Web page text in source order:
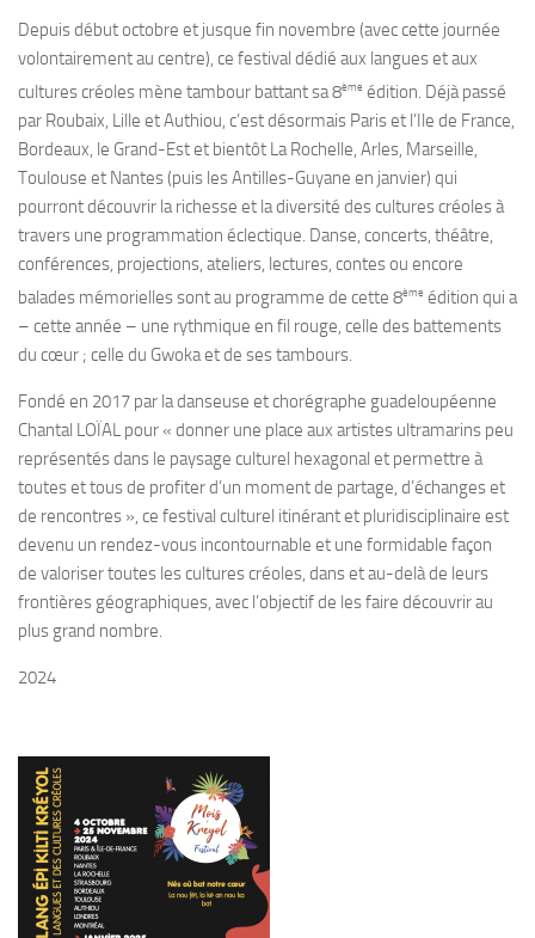
Depuis début octobre et jusque fin novembre (avec cette journée
volontairement au centre), ce festival dédié aux langues et aux
cultures créoles mène tambour battant sa 8ème édition. Déjà passé
par Roubaix, Lille et Authiou, c’est désormais Paris et l’Ile de France,
Bordeaux, le Grand-Est et bientôt La Rochelle, Arles, Marseille,
Toulouse et Nantes (puis les Antilles-Guyane en janvier) qui
pourront découvrir larichesse et ladiversité des cultures créolesà
travers une programmation éclectique. Danse, concerts, théâtre,
conférences, projections, ateliers, lectures, contes ou encore
balades mémoriellessont au programme de cette 8ème édition qui a
– cette année – une rythmique en fil rouge, celle des battements
du cœur ; celle du Gwoka et de ses tambours.
Fondé en 2017 par la danseuse et chorégraphe guadeloupéenne
Chantal LOÏAL pour « donner une place aux artistes ultramarins peu
représentés dans le paysage culturel hexagonal et permettre à
toutes et tous de profiter d’un moment de partage, d’échanges et
de rencontres », ce festival culturel itinérant et pluridisciplinaire est
devenu un rendez-vous incontournable et une formidable façon
de valoriser toutes les cultures créoles, dans et au-delà de leurs
frontières géographiques, avec l’objectif de les faire découvrir au
plus grand nombre.
2024